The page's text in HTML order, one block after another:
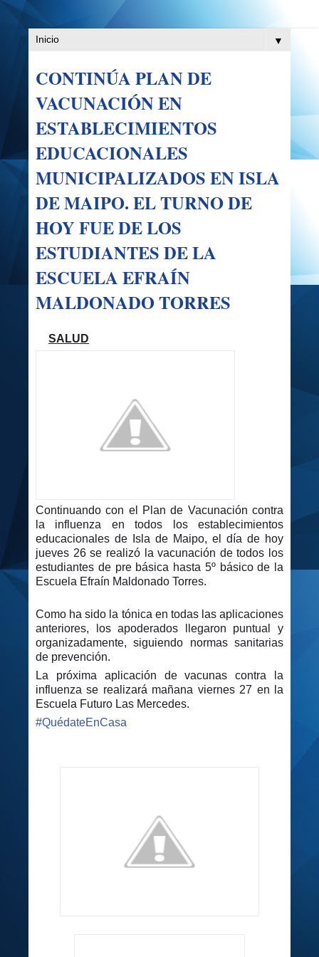
▼
CONTINÚA PLAN DE
VACUNACIÓN EN
ESTABLECIMIENTOS
EDUCACIONALES
MUNICIPALIZADOS EN ISLA
DE MAIPO. EL TURNO DE
HOY FUE DE LOS
ESTUDIANTES DE LA
ESCUELA EFRAÍN
MALDONADO TORRES
SALUD
Continuando con el Plan de Vacunación contra
la influenza en todos los establecimientos
educacionales de Isla de Maipo, el día de hoy
jueves 26 se realizó la vacunación de todos los
estudiantes de pre básica hasta 5º básico de la
Escuela Efraín Maldonado Torres.
Como ha sido la tónica en todas las aplicaciones
anteriores, los apoderados llegaron puntual y
organizadamente, siguiendo normas sanitarias
de prevención.
La próxima aplicación de vacunas contra la
influenza se realizará mañana viernes 27 en la
Escuela Futuro Las Mercedes.
#QuédateEnCasa